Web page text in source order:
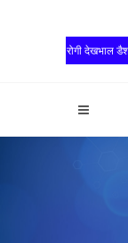
रोगी देखभाल